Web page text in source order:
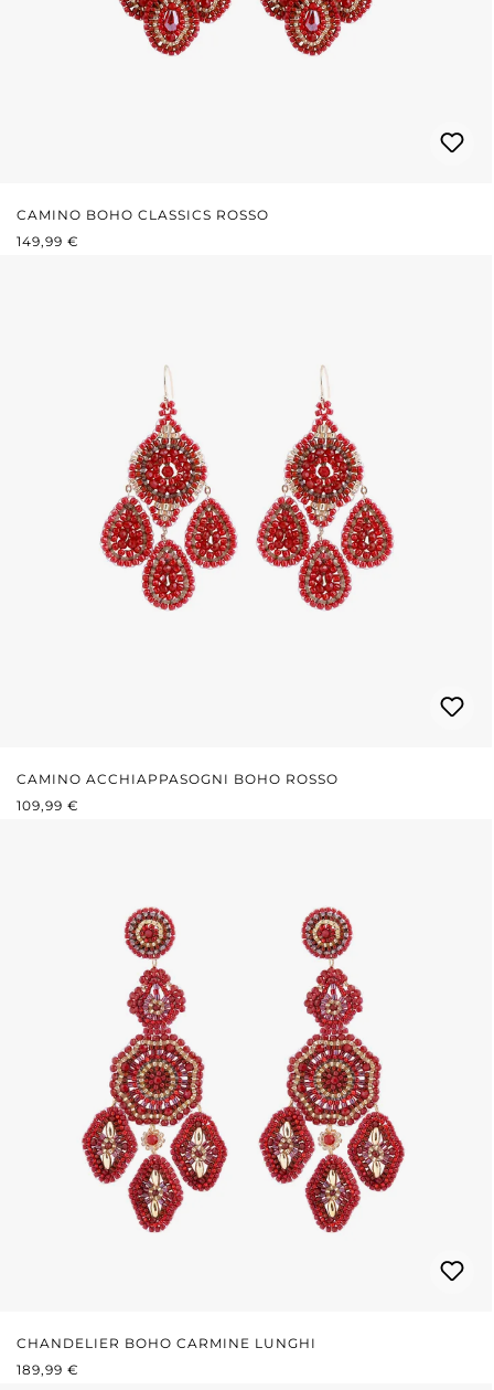
CAMINO BOHO CLASSICS ROSSO
PREZZO NORMALE:
149,99 €
CAMINO ACCHIAPPASOGNI BOHO ROSSO
PREZZO NORMALE:
109,99 €
CHANDELIER BOHO CARMINE LUNGHI
PREZZO NORMALE:
189,99 €